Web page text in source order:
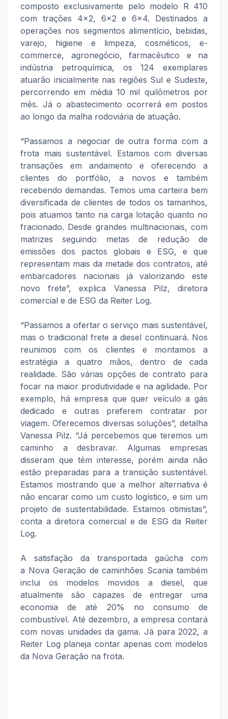
composto exclusivamente pelo modelo R 410
com trações 4x2, 6x2 e 6x4. Destinados a
operações nos segmentos alimentício, bebidas,
varejo, higiene e limpeza, cosméticos, e-
commerce, agronegócio, farmacêutico e na
indústria petroquímica, os 124 exemplares
atuarão inicialmente nas regiões Sul e Sudeste,
percorrendo em média 10 mil quilômetros por
mês. Já o abastecimento ocorrerá em postos
ao longo da malha rodoviária de atuação.
“Passamos a negociar de outra forma com a
frota mais sustentável. Estamos com diversas
transações em andamento e oferecendo a
clientes do portfólio, a novos e também
recebendo demandas. Temos uma carteira bem
diversificada de clientes de todos os tamanhos,
pois atuamos tanto na carga lotação quanto no
fracionado. Desde grandes multinacionais, com
matrizes seguindo metas de redução de
emissões dos pactos globais e ESG, e que
representam mais da metade dos contratos, até
embarcadores nacionais já valorizando este
novo frete”, explica Vanessa Pilz, diretora
comercial e de ESG da Reiter Log.
“Passamos a ofertar o serviço mais sustentável,
mas o tradicional frete a diesel continuará. Nos
reunimos com os clientes e montamos a
estratégia a quatro mãos, dentro de cada
realidade. São várias opções de contrato para
focar na maior produtividade e na agilidade. Por
exemplo, há empresa que quer veículo a gás
dedicado e outras preferem contratar por
viagem. Oferecemos diversas soluções”, detalha
Vanessa Pilz. “Já percebemos que teremos um
caminho a desbravar. Algumas empresas
disseram que têm interesse, porém ainda não
estão preparadas para a transição sustentável.
Estamos mostrando que a melhor alternativa é
não encarar como um custo logístico, e sim um
projeto de sustentabilidade. Estamos otimistas”,
conta a diretora comercial e de ESG da Reiter
Log.
A satisfação da transportada gaúcha com
a Nova Geração de caminhões Scania também
inclui os modelos movidos a diesel, que
atualmente são capazes de entregar uma
economia de até 20% no consumo de
combustível. Até dezembro, a empresa contará
com novas unidades da gama. Já para 2022, a
Reiter Log planeja contar apenas com modelos
da Nova Geração na frota.